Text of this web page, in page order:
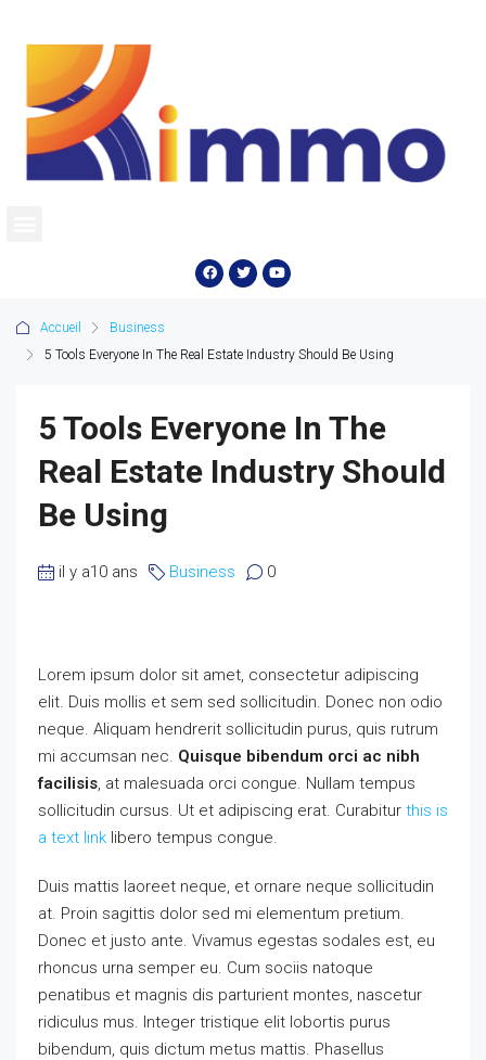
Accueil
Business
5 Tools Everyone In The Real Estate Industry Should Be Using
5 Tools Everyone In The
Real Estate Industry Should
Be Using
il y a10 ans Business 0
Lorem ipsum dolor sit amet, consectetur adipiscing
elit. Duis mollis et sem sed sollicitudin. Donec non odio
neque. Aliquam hendrerit sollicitudin purus, quis rutrum
mi accumsan nec. Quisque bibendum orci ac nibh
facilisis, at malesuada orci congue. Nullam tempus
sollicitudin cursus. Ut et adipiscing erat. Curabitur this is
a text link libero tempus congue.
Duis mattis laoreet neque, et ornare neque sollicitudin
at. Proin sagittis dolor sed mi elementum pretium.
Donec et justo ante. Vivamus egestas sodales est, eu
rhoncus urna semper eu. Cum sociis natoque
penatibus et magnis dis parturient montes, nascetur
ridiculus mus. Integer tristique elit lobortis purus
bibendum, quis dictum metus mattis. Phasellus